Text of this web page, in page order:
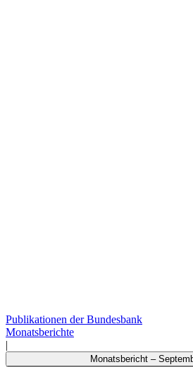
Publikationen der Bundesbank
Monatsberichte
|
Monatsbericht –